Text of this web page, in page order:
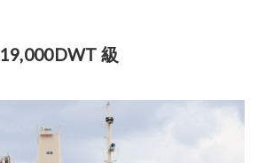
19,000DWT 級